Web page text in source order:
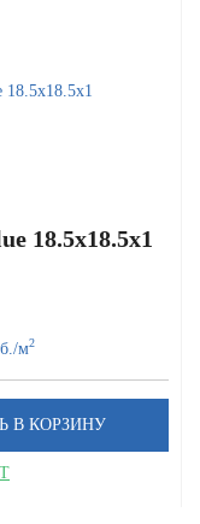
18.5x18.5x1
м2